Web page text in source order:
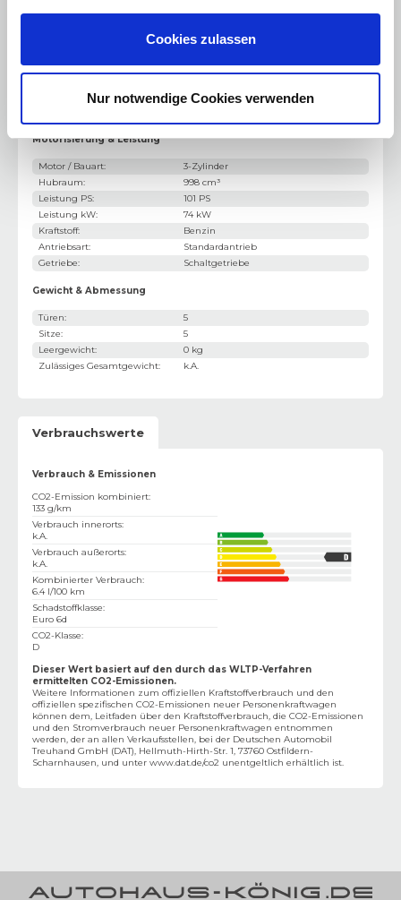
Cookies zulassen
Nur notwendige Cookies verwenden
Stoßfänger in Wagenfarbe
Berganfahrhilfe
Dachspoiler
Motorisierung & Leistung
Motor / Bauart:
3-Zylinder
Hubraum:
998 cm³
Leistung PS:
101 PS
Leistung kW:
74 kW
Kraftstoff:
Benzin
Antriebsart:
Standardantrieb
Getriebe: Schaltgetriebe
Gewicht & Abmessung
Türen:
5
Sitze:
5
Leergewicht:
0 kg
Zulässiges Gesamtgewicht: k.A.
Verbrauchswerte
Verbrauch & Emissionen
CO2-Emission kombiniert:
133 g/km
Verbrauch innerorts:
k.A.
Verbrauch außerorts:
k.A.
Kombinierter Verbrauch:
6.4 l/100 km
Schadstoffklasse:
Euro 6d
CO2-Klasse:
D
Dieser Wert basiert auf den durch das WLTP-Verfahren
ermittelten CO2-Emissionen.
Weitere Informationen zum offiziellen Kraftstoffverbrauch und den
offiziellen spezifischen CO2-Emissionen neuer Personenkraftwagen
können dem‚ Leitfaden über den Kraftstoffverbrauch, die CO2-Emissionen
und den Stromverbrauch neuer Personenkraftwagen entnommen
werden, der an allen Verkaufsstellen, bei der Deutschen Automobil
Treuhand GmbH (DAT), Hellmuth-Hirth-Str. 1, 73760 Ostfildern-
Scharnhausen, und unter www.dat.de/co2 unentgeltlich erhältlich ist.